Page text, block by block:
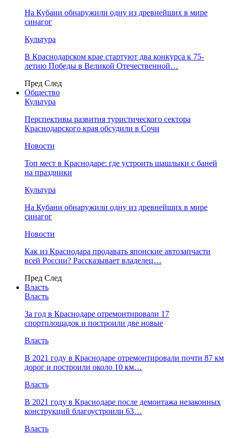
На Кубани обнаружили одну из древнейших в мире
синагог
Культура
В Краснодарском крае стартуют два конкурса к 75-
летию Победы в Великой Отечественной…
Пред След
Общество
Культура
Перспективы развития туристического сектора
Краснодарского края обсудили в Сочи
Новости
Топ мест в Краснодаре: где устроить шашлыки с баней
на праздники
Культура
На Кубани обнаружили одну из древнейших в мире
синагог
Новости
Как из Краснодара продавать японские автозапчасти
всей России? Рассказывает владелец…
Пред След
Власть
Власть
За год в Краснодаре отремонтировали 17
спортплощадок и построили две новые
Власть
В 2021 году в Краснодаре отремонтировали почти 87 км
дорог и построили около 10 км…
Власть
В 2021 году в Краснодаре после демонтажа незаконных
конструкций благоустроили 63…
Власть